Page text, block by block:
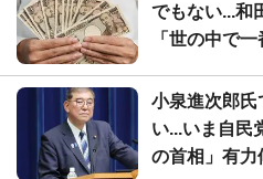
でもない...和
「世の中で
小泉進次郎氏
い...いま自民
の首相」有力